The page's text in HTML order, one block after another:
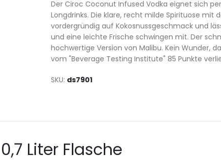
Der Ciroc Coconut Infused Vodka eignet sich
Longdrinks. Die klare, recht milde Spirituose
vordergründig auf Kokosnussgeschmack und
und eine leichte Frische schwingen mit. Der
hochwertige Version von Malibu. Kein Wunder,
vom "Beverage Testing Institute" 85 Punkte
SKU ds7901
Liter Flasche